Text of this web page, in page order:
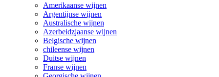
Amerikaanse wijnen
Argentijnse wijnen
Australische wijnen
Azerbeidzjaanse wijnen
Belgische wijnen
chileense wijnen
Duitse wijnen
Franse wijnen